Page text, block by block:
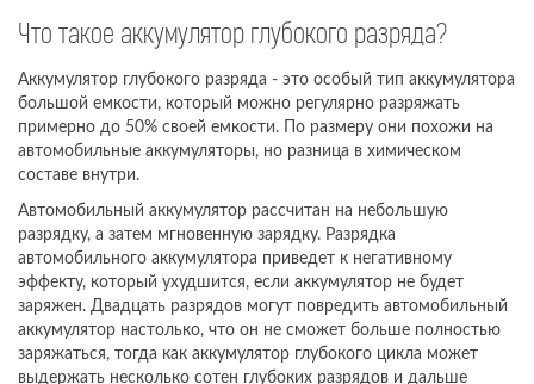
Что такое аккумулятор глубокого разряда?
Аккумулятор глубокого разряда - это особый тип аккумулятора
большой емкости, который можно регулярно разряжать
примерно до 50% своей емкости. По размеру они похожи на
автомобильные аккумуляторы, но разница в химическом
составе внутри.
Автомобильный аккумулятор рассчитан на небольшую
разрядку, а затем мгновенную зарядку. Разрядка
автомобильного аккумулятора приведет к негативному
эффекту, который ухудшится, если аккумулятор не будет
заряжен. Двадцать разрядов могут повредить автомобильный
аккумулятор настолько, что он не сможет больше полностью
заряжаться, тогда как аккумулятор глубокого цикла может
выдержать несколько сотен глубоких разрядов и дальше